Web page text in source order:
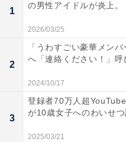
1
の男性アイドルが炎上
2026/03/25
2
「うわすごい豪華メン
へ「連絡ください！」
2024/10/17
3
登録者70万人超
が10歳女子へのわいせ
2025/03/21